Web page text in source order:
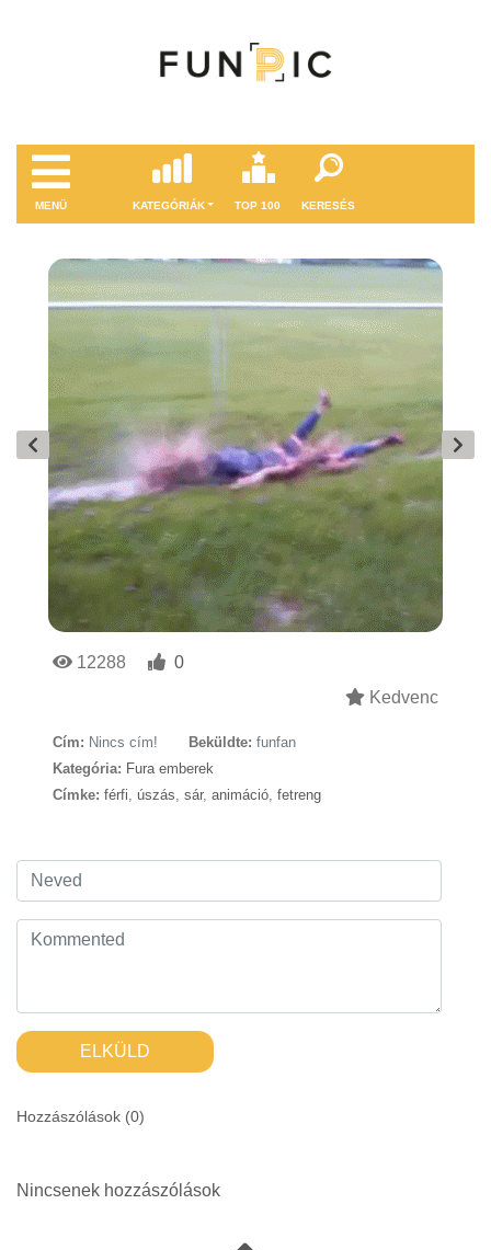
MENÜ KATEGÓRIÁK TOP 100 KERESÉS
12288
0
Kedvenc
Cím: Nincs cím! Beküldte: funfan
Kategória: Fura emberek
Címke: férfi, úszás, sár, animáció, fetreng
ELKÜLD
Hozzászólások (0)
Nincsenek hozzászólások